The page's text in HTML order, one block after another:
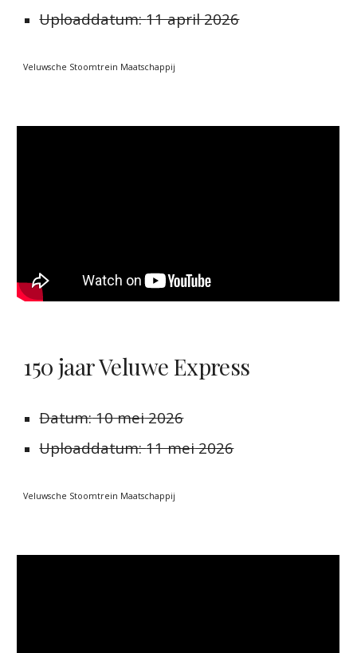
Uploaddatum:11 april 2026
Veluwsche Stoomtrein Maatschappij
150 jaar Veluwe Express
Datum:10 mei2026
Uploaddatum:11 mei2026
Veluwsche Stoomtrein Maatschappij